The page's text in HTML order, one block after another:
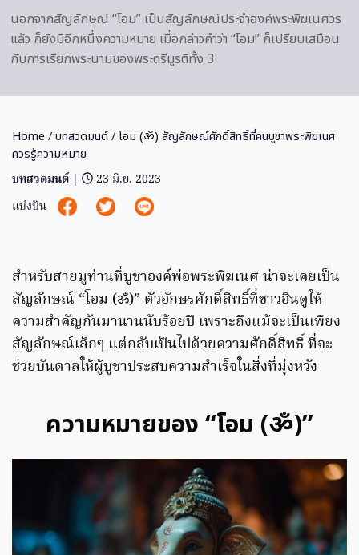
นอกจากสัญลักษณ์ “โอม” เป็นสัญลักษณ์ประจำองค์พระพิฆเนศวร
แล้ว ก็ยังมีอีกหนึ่งความหมาย เมื่อกล่าวคำว่า “โอม” ก็เปรียบเสมือน
กับการเรียกพระนามของพระตรีมูรติทั้ง 3
Home /บทสวดมนต์/ โอม (ॐ) สัญลักษณ์ศักดิ์สิทธิ์ที่คนบูชาพระพิฆเนศ
ควรรู้ความหมาย
บทสวดมนต์ |
23 มิ.ย. 2023
แบ่งปัน
สำหรับสายมูท่านที่บูชาองค์พ่อพระพิฆเนศ น่าจะเคยเป็น
สัญลักษณ์ “โอม (ॐ)” ตัวอักษรศักดิ์สิทธิ์ที่ชาวฮินดูให้
ความสำคัญกันมานานนับร้อยปี เพราะถึงแม้จะเป็นเพียง
สัญลักษณ์เล็กๆ แต่กลับเป็นไปด้วยความศักดิ์สิทธิ์ ที่จะ
ช่วยบันดาลให้ผู้บูชาประสบความสำเร็จในสิ่งที่มุ่งหวัง
ความหมายของ “โอม (ॐ)”